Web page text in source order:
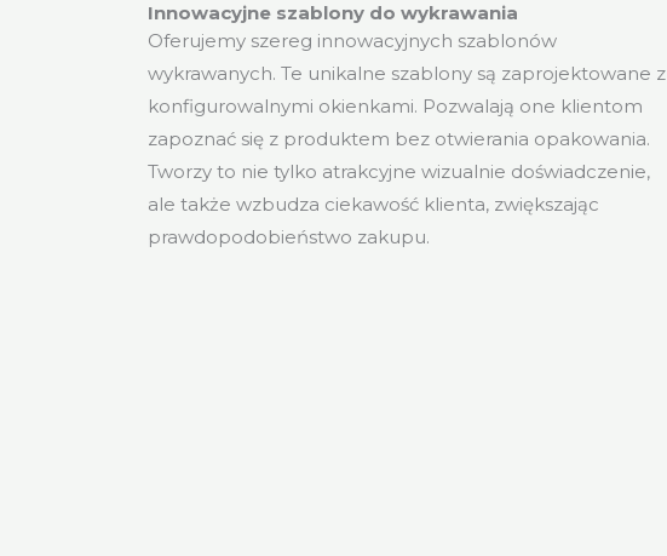
Innowacyjne szablony do wykrawania
Oferujemy szereg innowacyjnych szablonów
wykrawanych. Te unikalne szablony są zaprojektowane z
konfigurowalnymi okienkami. Pozwalają one klientom
zapoznać się z produktem bez otwierania opakowania.
Tworzy to nie tylko atrakcyjne wizualnie doświadczenie,
ale także wzbudza ciekawość klienta, zwiększając
prawdopodobieństwo zakupu.